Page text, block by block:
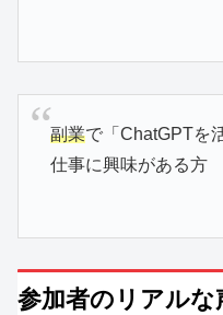
副業で「ChatGPTを
仕事に興味がある方
参加者のリアルな